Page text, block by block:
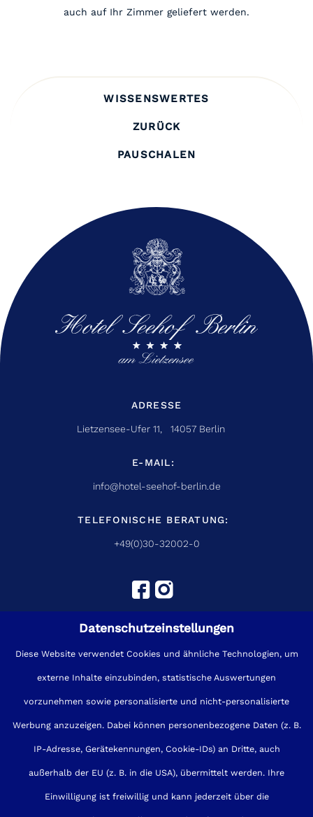
Datenschutzeinstellungen
Diese Website verwendet Cookies und ähnliche Technologien, um
externe Inhalte einzubinden, statistische Auswertungen
vorzunehmen sowie personalisierte und nicht-personalisierte
Werbung anzuzeigen. Dabei können personenbezogene Daten (z. B.
IP-Adresse, Gerätekennungen, Cookie-IDs) an Dritte, auch
außerhalb der EU (z. B. in die USA), übermittelt werden. Ihre
Einwilligung ist freiwillig und kann jederzeit über die
auch auf Ihr Zimmer geliefert werden.
WISSENSWERTES
ZURÜCK
PAUSCHALEN
ADRESSE
Lietzensee-Ufer 11, 14057 Berlin
E-MAIL:
info@hotel-seehof-berlin.de
TELEFONISCHE BERATUNG:
+49(0)30-32002-0
Sitemap Kontakt
Datenschutz Cookies AGB